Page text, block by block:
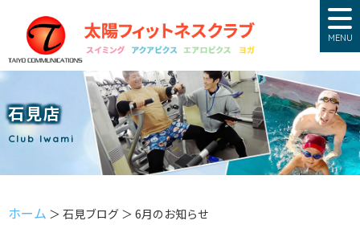
MENU
石見店
Club Iwami
ホーム ＞ 石見ブログ ＞ 6月のお知らせ